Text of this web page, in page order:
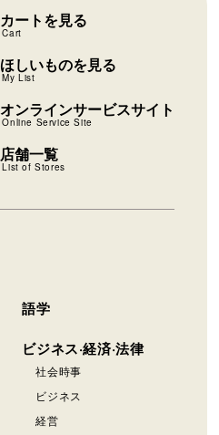
語学
ビジネス·経済·法律
社会時事
ビジネス
経営
カートを見る
Cart
ほしいものを見る
My List
オンラインサービスサイト
Online Service Site
店舗一覧
List of Stores